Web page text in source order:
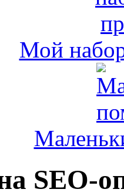
Мой
SEO-